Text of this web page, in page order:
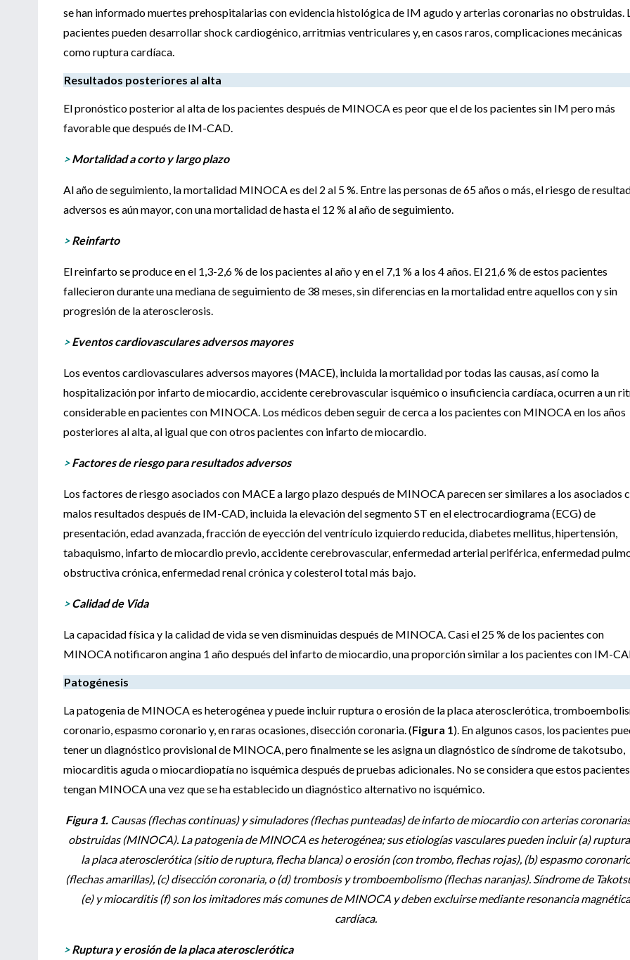
se han informado muertes prehospitalarias con evidencia histológica de IM agudo y arterias coronarias no obstruidas.
pacientes pueden desarrollar shock cardiogénico, arritmias ventriculares y, en casos raros, complicaciones mecánicas
como ruptura cardíaca.
Resultados posteriores al alta
El pronóstico posterior al alta de los pacientes después de MINOCA es peor que el de los pacientes sin IM pero más
favorable que después de IM-CAD.
>Mortalidad a corto y largo plazo
Al año de seguimiento, la mortalidad MINOCA es del 2 al 5 %. Entre las personas de 65 años o más, el riesgo de
adversos es aún mayor, con una mortalidad de hasta el 12 % al año de seguimiento.
>Reinfarto
El reinfarto se produce en el 1,3-2,6 % de los pacientes al año y en el 7,1 % a los 4 años. El 21,6 % de estos pacientes
fallecieron durante una mediana de seguimiento de 38 meses, sin diferencias en la mortalidad entre aquellos con y sin
progresión de la aterosclerosis.
>Eventos cardiovasculares adversos mayores
Los eventos cardiovasculares adversos mayores (MACE), incluida la mortalidad por todas las causas, así como la
hospitalización por infarto de miocardio, accidente cerebrovascular isquémico o insuficiencia cardíaca, ocurren a un
considerable en pacientes con MINOCA. Los médicos deben seguir de cerca a los pacientes con MINOCA en los años
posteriores al alta, al igual que con otros pacientes con infarto de miocardio.
>Factores de riesgo para resultados adversos
Los factores de riesgo asociados con MACE a largo plazo después de MINOCA parecen ser similares a los asociados
malos resultados después de IM-CAD, incluida la elevación del segmento ST en el electrocardiograma (ECG) de
presentación, edad avanzada, fracción de eyección del ventrículo izquierdo reducida, diabetes mellitus, hipertensión,
tabaquismo, infarto de miocardio previo, accidente cerebrovascular, enfermedad arterial periférica, enfermedad
obstructiva crónica, enfermedad renal crónica y colesterol total más bajo.
>Calidad de Vida
La capacidad física y la calidad de vida se ven disminuidas después de MINOCA. Casi el 25 % de los pacientes con
MINOCA notificaron angina 1 año después del infarto de miocardio, una proporción similar a los pacientes con IM-
Patogénesis
La patogenia de MINOCA es heterogénea y puede incluir ruptura o erosión de la placa aterosclerótica,
coronario, espasmo coronario y, en raras ocasiones, disección coronaria. (Figura 1 ). En algunos casos, los pacientes
tener un diagnóstico provisional de MINOCA, pero finalmente se les asigna un diagnóstico de síndrome de takotsubo,
miocarditis aguda o miocardiopatía no isquémica después de pruebas adicionales. No se considera que estos pacientes
tengan MINOCA una vez que se ha establecido un diagnóstico alternativo no isquémico.
Figura 1. Causas (flechas continuas) y simuladores (flechas punteadas) de infarto de miocardio con arterias
obstruidas (MINOCA). La patogenia de MINOCA es heterogénea; sus etiologías vasculares pueden incluir (a)
la placa aterosclerótica (sitio de ruptura, flecha blanca) o erosión (con trombo, flechas rojas), (b) espasmo
(flechas amarillas), (c) disección coronaria, o (d) trombosis y tromboembolismo (flechas naranjas). Síndrome de
(e) y miocarditis (f) son los imitadores más comunes de MINOCA y deben excluirse mediante resonancia
cardíaca.
>Ruptura y erosión de la placa aterosclerótica